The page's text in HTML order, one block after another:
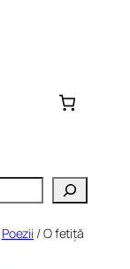
Poezii / O fetiță